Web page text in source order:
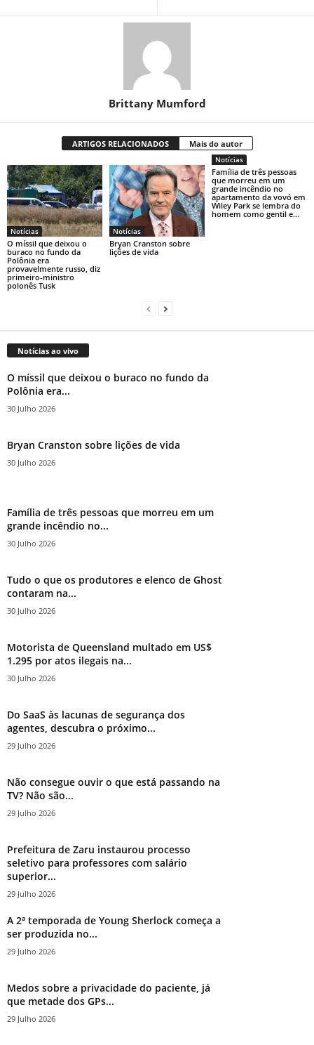
Brittany Mumford
ARTIGOS RELACIONADOS Mais do autor
Notícias
O míssil que deixou o
buraco no fundo da
Polônia era
provavelmente russo, diz
primeiro-ministro
polonês Tusk
Notícias
Bryan Cranston sobre
lições de vida
Notícias
Família de três pessoas
que morreu em um
grande incêndio no
apartamento da vovó em
Wiley Park se lembra do
homem como gentil e...
Notícias ao vivo
O míssil que deixou o buraco no fundo da
Polônia era...
30 Julho 2026
Bryan Cranston sobre lições de vida
30 Julho 2026
Família de três pessoas que morreu em um
grande incêndio no...
30 Julho 2026
Tudo o que os produtores e elenco de Ghost
contaram na...
30 Julho 2026
Motorista de Queensland multado em US$
1.295 por atos ilegais na...
30 Julho 2026
Do SaaS às lacunas de segurança dos
agentes, descubra o próximo...
29 Julho 2026
Não consegue ouvir o que está passando na
TV? Não são...
29 Julho 2026
Prefeitura de Zaru instaurou processo
seletivo para professores com salário
superior...
29 Julho 2026
A 2ª temporada de Young Sherlock começa a
ser produzida no...
29 Julho 2026
Medos sobre a privacidade do paciente, já
que metade dos GPs...
29 Julho 2026